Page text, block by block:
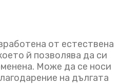
от естествена
й позволява да си
Може да се носи
на дългата